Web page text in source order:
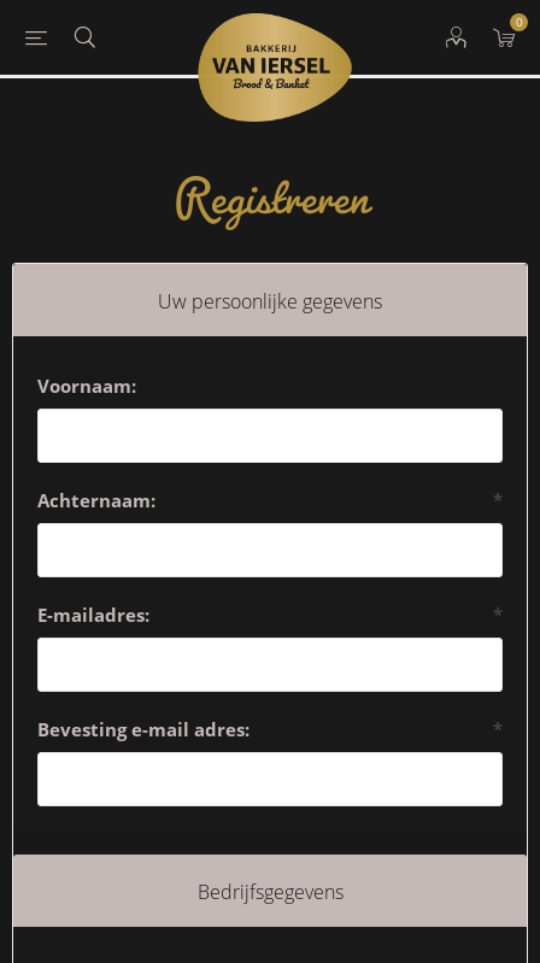
0
Registreren
Uw persoonlijke gegevens
Voornaam:
Achternaam: *
E-mailadres: *
Bevesting e-mail adres: *
Bedrijfsgegevens